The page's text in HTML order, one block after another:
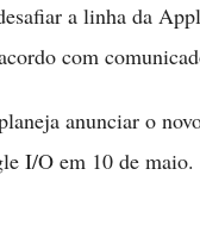
a linha da
com
anunciar o
I/O em 10 de maio.